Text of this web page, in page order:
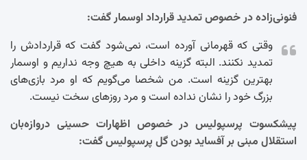
فنونی‌زاده در خصوص تمدید قرارداد اوسمار گفت:
وقتی که قهرمانی آورده است، نمی‌شود گفت که قراردادش را
تمدید نکنند. البته گزینه داخلی به هیچ وجه نداریم و اوسمار
بهترین گزینه است. من شخصا می‌گویم که او مرد بازی‌های
بزرگ خود را نشان نداده است و مرد روز‌های سخت نیست.
پیشکسوت پرسپولیس در خصوص اظهارات حسینی دروازه‌بان
استقلال مبنی بر آفساید بودن گل پرسپولیس گفت: